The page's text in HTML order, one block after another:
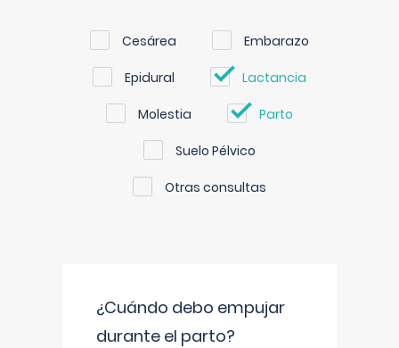
Cesárea Embarazo
Epidural Lactancia
Molestia Parto
Suelo Pélvico
Otras consultas
¿Cuándo debo empujar
durante el parto?